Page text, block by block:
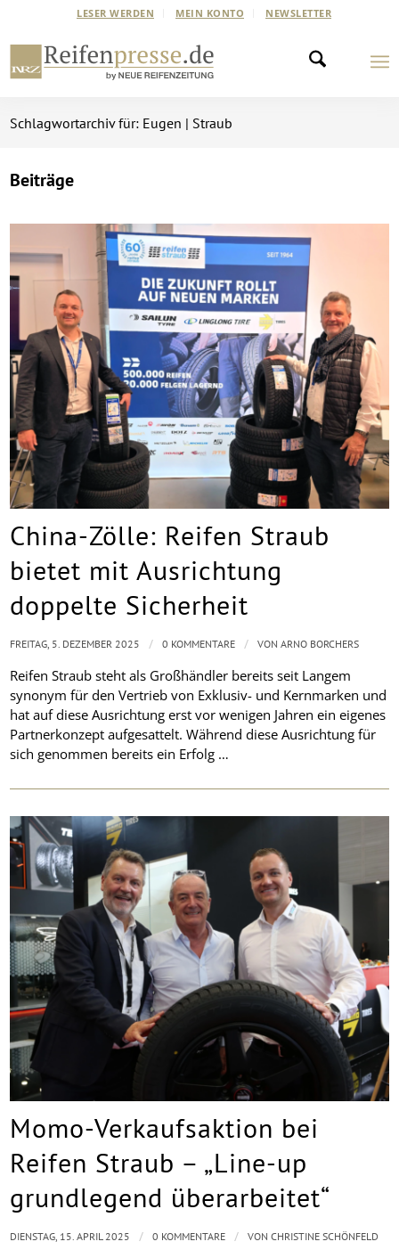
LESER WERDEN MEIN KONTO NEWSLETTER
Schlagwortarchiv für: Eugen | Straub
Beiträge
China-Zölle: Reifen Straub
bietet mit Ausrichtung
doppelte Sicherheit
Reifen Straub steht als Großhändler bereits seit Langem
synonym für den Vertrieb von Exklusiv- und Kernmarken und
hat auf diese Ausrichtung erst vor wenigen Jahren ein eigenes
Partnerkonzept aufgesattelt. Während diese Ausrichtung für
sich genommen bereits ein Erfolg …
FREITAG, 5. DEZEMBER 2025 / 0 KOMMENTARE / VONARNO BORCHERS
Momo-Verkaufsaktion bei
Reifen Straub – „Line-up
grundlegend überarbeitet“
DIENSTAG, 15. APRIL 2025 / 0 KOMMENTARE / VONCHRISTINE SCHÖNFELD